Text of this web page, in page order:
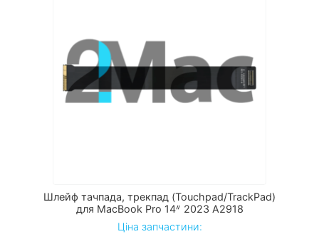
Шлейф тачпада, трекпад (Touchpad/TrackPad)
для MacBook Pro 14ᐥ 2023 А2918
Ціна запчастини: